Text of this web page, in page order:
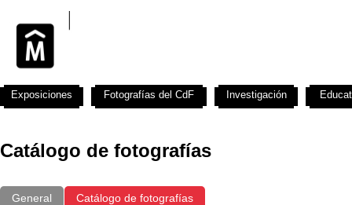
Catálogo de fotografías
General Catálogo de fotografías
Exposiciones Fotografías del CdF Investigación